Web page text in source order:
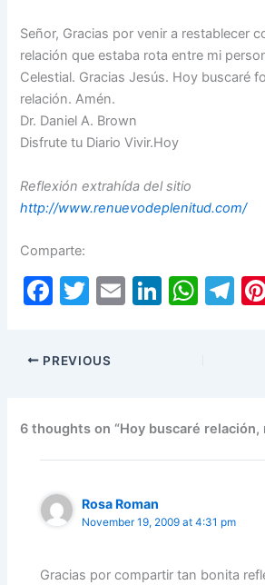
Señor, Gracias por venir a restablecer
relación que estaba rota entre mi
Celestial. Gracias Jesús. Hoy buscaré
relación. Amén.
Dr. Daniel A. Brown
Disfrute tu Diario Vivir.Hoy
Reflexión extrahída del sitio
http://www.renuevodeplenitud.com/
Comparte:
F
c
e
o
o
k
T
itt
er
E
Li
n
W
p
p
T
m
PREVIOUS
6 thoughts on “Hoy buscaré relación,
Rosa Roman
November 19, 2009 at 4:31 pm
Gracias por compartir tan bonita